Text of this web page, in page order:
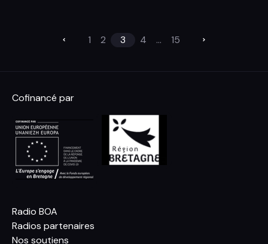
1 2 3 4 ... 15
Cofinancé par
Radio BOA
Radios partenaires
Nos soutiens